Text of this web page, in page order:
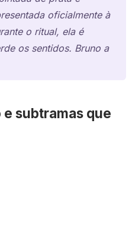
oficialmente à
o ritual, ela é
os sentidos. Bruno a
e subtramas que